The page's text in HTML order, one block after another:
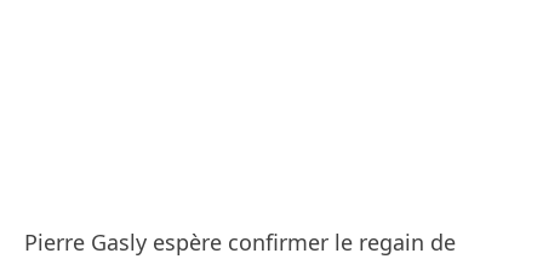
Pierre Gasly espère confirmer le regain de